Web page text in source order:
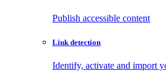
Publish accessible content
Link detection
Identify, activate and import